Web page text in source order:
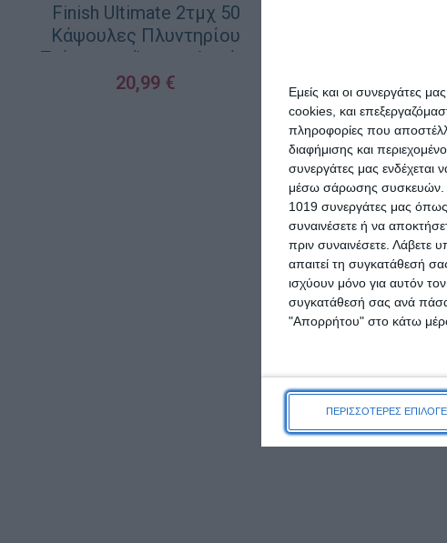
Εμείς και οι συνεργάτες
cookies, και
πληροφορίες που
διαφήμισης και
συνεργάτες μας ενδέχεται
μέσω σάρωσης συσκευών.
1019 συνεργάτες μας όπως
συναινέσετε ή να
πριν συναινέσετε. Λάβετε
απαιτεί τη συγκατάθεσή
ισχύουν μόνο για αυτόν
συγκατάθεσή σας ανά πάσα
"Απορρήτου" στο κάτω
ΠΕΡΙΣΣΟΤΕΡΕΣ
Finish Ultimate 2τμχ 50
Κάψουλες Πλυντηρίου
Πιάτων με Άρωμα Λεμόνι
20,99 €
Oral-B Cross
Edition
Κεφαλές για
13,49
ΠΡΟΣΘΉΚΗ ΣΤΟ ΚΑΛΆΘΙ